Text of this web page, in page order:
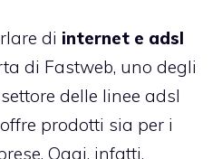
di internet e adsl
di Fastweb, uno degli
delle linee adsl
prodotti sia per i
Oggi, infatti,